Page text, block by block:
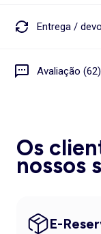
Entrega /
Avaliação (62)
Os
nossos
E-